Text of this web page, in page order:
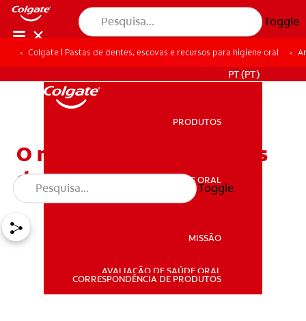
Toggle
SAÚDE ORAL
PT (PT)
PRODUTOS
SAÚDE ORAL
MISSÃO
AVALIAÇÃO DE SAÚDE ORAL
CORRESPONDÊNCIA DE PRODUTOS
Toggle
Colgate | Pastas de dentes, escovas e recursos para higiene oral
O mau hálito e as doenças
da boca e sistémicas